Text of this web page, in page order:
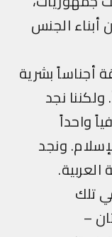
الجنس
بشرية
نجد
ونجد